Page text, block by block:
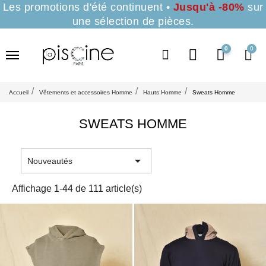
Les promotions d'été continuent • Jusqu'à -80% sur
une sélection de pièces.
0
Accueil Vêtements et accessoires Homme Hauts Homme Sweats Homme
SWEATS HOMME
Nouveautés 
Affichage 1-44 de 111 article(s)